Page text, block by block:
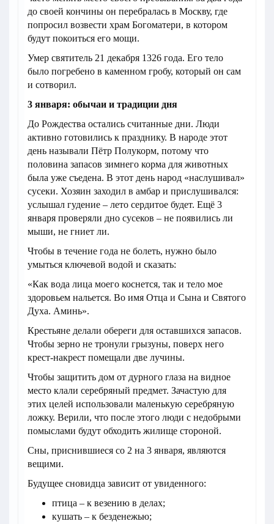
до своей кончины он перебралась в Москву, где
попросил возвести храм Богоматери, в котором
будут покоиться его мощи.
Умер святитель 21 декабря 1326 года. Его тело
было погребено в каменном гробу, который он сам
и сотворил.
3 января: обычаи и традиции дня
До Рождества остались считанные дни. Люди
активно готовились к празднику. В народе этот
день называли Пётр Полукорм, потому что
половина запасов зимнего корма для животных
была уже съедена. В этот день народ «наслушивал»
сусеки. Хозяин заходил в амбар и прислушивался:
услышал гудение – лето сердитое будет. Ещё 3
января проверяли дно сусеков – не появились ли
мыши, не гниет ли.
Чтобы в течение года не болеть, нужно было
умыться ключевой водой и сказать:
«Как вода лица моего коснется, так и тело мое
здоровьем нальется. Во имя Отца и Сына и Святого
Духа. Аминь».
Крестьяне делали обереги для оставшихся запасов.
Чтобы зерно не тронули грызуны, поверх него
крест-накрест помещали две лучины.
Чтобы защитить дом от дурного глаза на видное
место клали серебряный предмет. Зачастую для
этих целей использовали маленькую серебряную
ложку. Верили, что после этого люди с недобрыми
помыслами будут обходить жилище стороной.
Сны, приснившиеся со 2 на 3 января, являются
вещими.
Будущее сновидца зависит от увиденного:
птица – к везению в делах;
кушать – к безденежью;